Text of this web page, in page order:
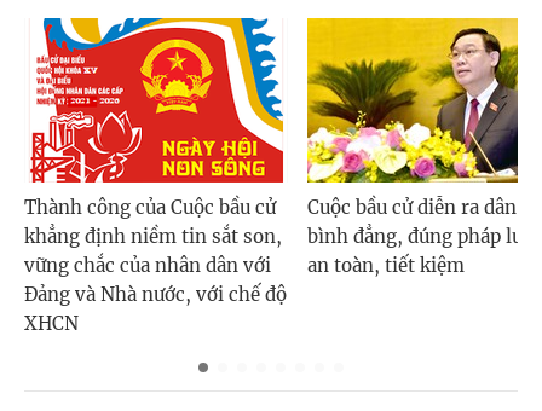
Thành công của Cuộc bầu cử
khẳng định niềm tin sắt son,
vững chắc của nhân dân với
Đảng và Nhà nước, với chế độ
XHCN
Cuộc bầu cử diễn ra dân
bình đẳng, đúng pháp
an toàn, tiết kiệm